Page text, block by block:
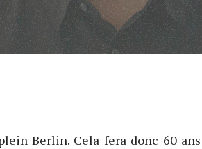
Berlin. Cela fera donc 60 ans